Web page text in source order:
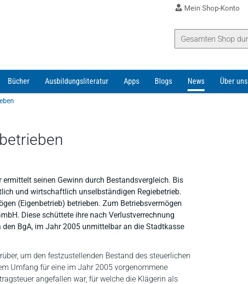
Mein Shop-Konto
Bücher Ausbildungsliteratur Apps Blogs News Über uns
seinen Gewinn durch Bestandsvergleich. Bis
und wirtschaftlich unselbständigen Regiebetrieb.
(Eigenbetrieb) betrieben. Zum Betriebsvermögen
Diese schüttete ihre nach Verlustverrechnung
BgA, im Jahr 2005 unmittelbar an die Stadtkasse
um den festzustellenden Bestand des steuerlichen
Umfang für eine im Jahr 2005 vorgenommene
angefallen war, für welche die Klägerin als